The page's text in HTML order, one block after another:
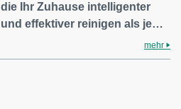
die Ihr Zuhause intelligenter
und effektiver reinigen als je…
mehr